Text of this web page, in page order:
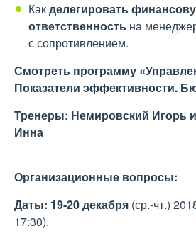
Какделегировать
ответственность на
с сопротивлением.
Смотреть программу
Показатели эффективности.
Тренеры: Немировский Игорь
Инна
Организационные вопросы:
Даты: 19-20 декабря (ср.-чт.)
17:30).